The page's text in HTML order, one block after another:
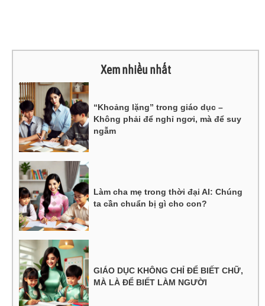
Xem nhiều nhất
“Khoảng lặng” trong giáo dục –
Không phải để nghỉ ngơi, mà để suy
ngẫm
Làm cha mẹ trong thời đại AI: Chúng
ta cần chuẩn bị gì cho con?
GIÁO DỤC KHÔNG CHỈ ĐỂ BIẾT CHỮ,
MÀ LÀ ĐỂ BIẾT LÀM NGƯỜI